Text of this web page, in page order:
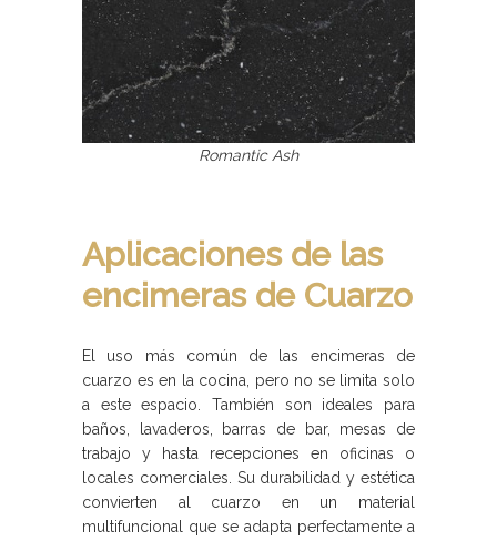
Romantic Ash
Aplicaciones de las
encimeras de Cuarzo
El uso más común de las encimeras de
cuarzo es en la cocina, pero no se limita solo
a este espacio. También son ideales para
baños, lavaderos, barras de bar, mesas de
trabajo y hasta recepciones en oficinas o
locales comerciales. Su durabilidad y estética
convierten al cuarzo en un material
multifuncional que se adapta perfectamente a